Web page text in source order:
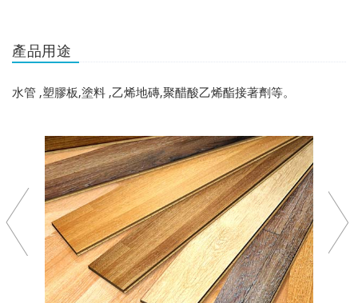
產品用途
水管 ,塑膠板,塗料 ,乙烯地磚,聚醋酸乙烯酯接著劑等。